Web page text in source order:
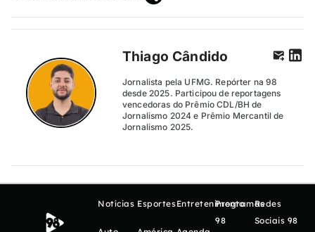
Thiago Cândido
Jornalista pela UFMG. Repórter na 98
desde 2025. Participou de reportagens
vencedoras do Prêmio CDL/BH de
Jornalismo 2024 e Prêmio Mercantil de
Jornalismo 2025.
Notícias EsportesEntretenimento
Programas
98
Redes
Sociais 98